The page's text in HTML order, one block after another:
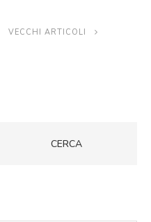
VECCHI ARTICOLI
CERCA